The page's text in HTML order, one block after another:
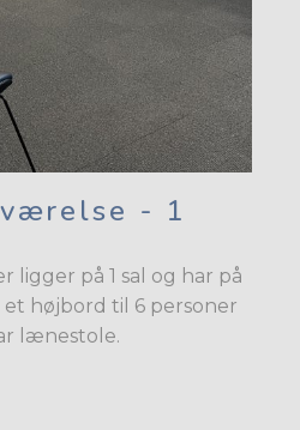
- 1
ligger på 1 sal og har på
højbord til 6 personer
lænestole.